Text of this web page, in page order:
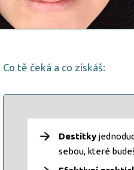
Co tě čeká a co získáš:
Destítky
sebou, které